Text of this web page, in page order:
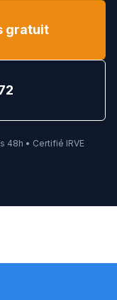
gratuit
48h • Certifié IRVE